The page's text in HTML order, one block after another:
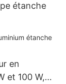
étanche
en
et 100 W,